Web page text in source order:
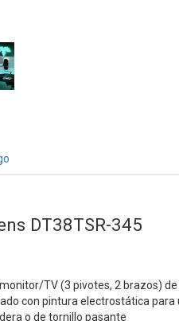
DT38TSR-345
TV (3 pivotes, 2 brazos) de
con pintura electrostática
o de tornillo pasante